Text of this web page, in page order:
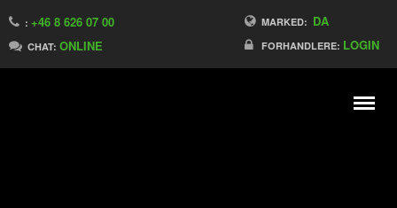
MARKED: DA
FORHANDLERE: LOGIN
: +46 8 626 07 00
CHAT: ONLINE
Meny
Switch to France
Switch to Finland
Switch to China